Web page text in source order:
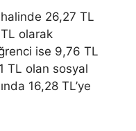
halinde 26,27 TL
olarak
ise 9,76 TL
TL olan sosyal
16,28 TL’ye